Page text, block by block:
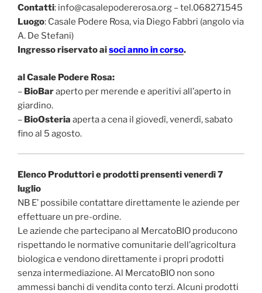
Contatti: info@casalepodererosa.org – tel.068271545
Luogo: Casale Podere Rosa, via Diego Fabbri (angolo via
A. De Stefani)
Ingresso riservato aisoci anno in corso.
al Casale Podere Rosa:
– BioBaraperto per merende e aperitivi all’aperto in
giardino.
– BioOsteria aperta a cena il giovedì, venerdì, sabato
fino al 5 agosto.
Elenco Produttori e prodotti prensenti venerdì 7
luglio
NB E’ possibile contattare direttamente le aziende per
effettuare un pre-ordine.
Le aziende che partecipano al MercatoBIO producono
rispettando le normative comunitarie dell’agricoltura
biologica e vendono direttamente i propri prodotti
senza intermediazione. Al MercatoBIO non sono
ammessi banchi di vendita conto terzi. Alcuni prodotti